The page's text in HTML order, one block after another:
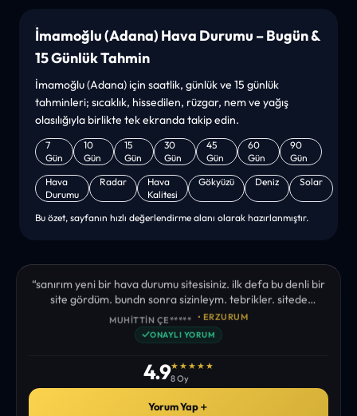
İmamoğlu (Adana) Hava Durumu – Bugün &
15 Günlük Tahmin
İmamoğlu (Adana) için saatlik, günlük ve 15 günlük
tahminleri; sıcaklık, hissedilen, rüzgar, nem ve yağış
olasılığıyla birlikte tek ekranda takip edin.
7
Gün
10
Gün
15
Gün
30
Gün
45
Gün
60
Gün
90
Gün
Hava
Durumu
Radar
Hava
Kalitesi
Gökyüzü Deniz Solar
Bu özet, sayfanın hızlı değerlendirme alanı olarak hazırlanmıştır.
“sanırım yeni bir hava durumu sitesisiniz. ilk defa bu denli bir
site gördüm. bundn sonra sizinleym. tebrikler. sitede
istediğim tüm bilgiyi bulabiliyorum. ekibinizin emeğine saglık”
MUHITTIN ÇE***** • ERZURUM
✓ONAYLI YORUM
4.9★★★★★
8 Oy
Yorum Yap＋